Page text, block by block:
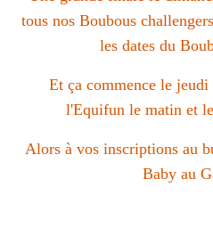
tous nos Boubous
les dates du
Et ça commence le
l'Equifun le matin et
Alors à vos inscriptions au
Baby au